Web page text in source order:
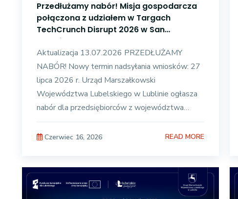
Przedłużamy nabór! Misja gospodarcza
połączona z udziałem w Targach
TechCrunch Disrupt 2026 w San
Francisco
Aktualizacja 13.07.2026 PRZEDŁUŻAMY
NABÓR! Nowy termin nadsyłania wniosków: 27
lipca 2026 r. Urząd Marszałkowski
Województwa Lubelskiego w Lublinie ogłasza
nabór dla przedsiębiorców z województwa
lubelskiego do udziału w misji gospodarczej
Czerwiec 16, 2026 READ MORE